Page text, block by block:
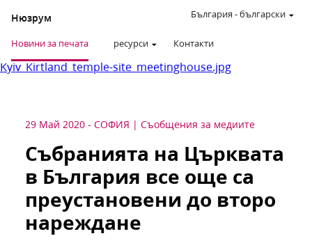
Нюзрум
Новини за печата ресурси Контакти
България -български
Kyiv_Kirtland_temple-site_meetinghouse.jpg
29 Май 2020 - СОФИЯ Съобщения за медиите
Събранията на Църквата
в България все още са
преустановени до второ
нареждане